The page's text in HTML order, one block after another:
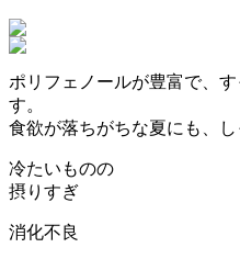
ポリフェノールが豊富で、
す。
食欲が落ちがちな夏にも、
冷たいものの
摂りすぎ
消化不良